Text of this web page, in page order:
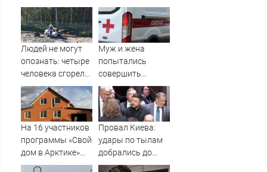
Людей не могут
опознать: четыре
человека сгорели
заживо в
страшном ДТП на
трассе
07/08/2026 –
Муж и жена
попытались
совершить
суицид,
предупредив
оперативные
службы
На 16 участников
программы «Свой
дом в Арктике»
подали в суд
Провал Киева:
удары по тылам
добрались до
Зеленского